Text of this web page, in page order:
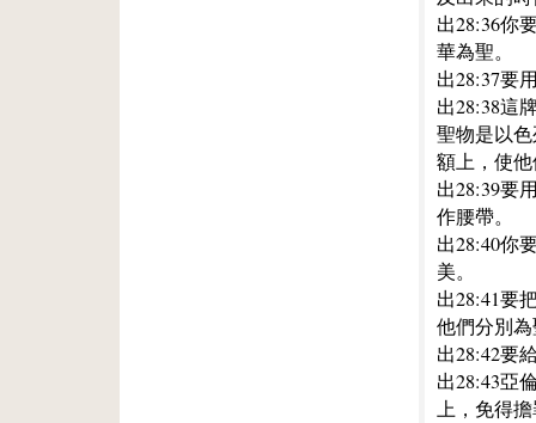
出28:36你
華為聖。
出28:37要
出28:38這
聖物是以
額上，使
出28:39要
作腰帶。
出28:40你
美。
出28:41要
他們分別
出28:42要
出28:43亞
上，免得